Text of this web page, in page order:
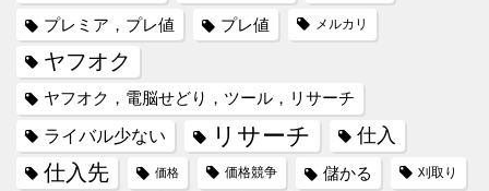
プレミア，プレ値 プレ値 メルカリ
ヤフオク
ヤフオク，電脳せどり，ツール，リサーチ
ライバル少ない リサーチ 仕入
仕入先 価格 価格競争 儲かる 刈取り